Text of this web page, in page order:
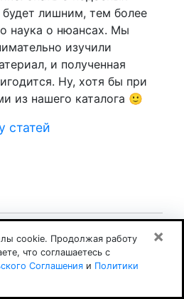
будет лишним, тем более
наука о нюансах. Мы
изучили
и полученная
Ну, хотя бы при
из нашего каталога 🙂
статей
cookie. Продолжая работу
что соглашаетесь с
Соглашения и Политики
×